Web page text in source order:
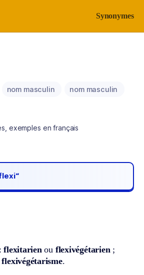
Synonymes
nom masculin nom masculin
exemples en français
flexitarien ou flexivégétarien ;
flexivégétarisme.